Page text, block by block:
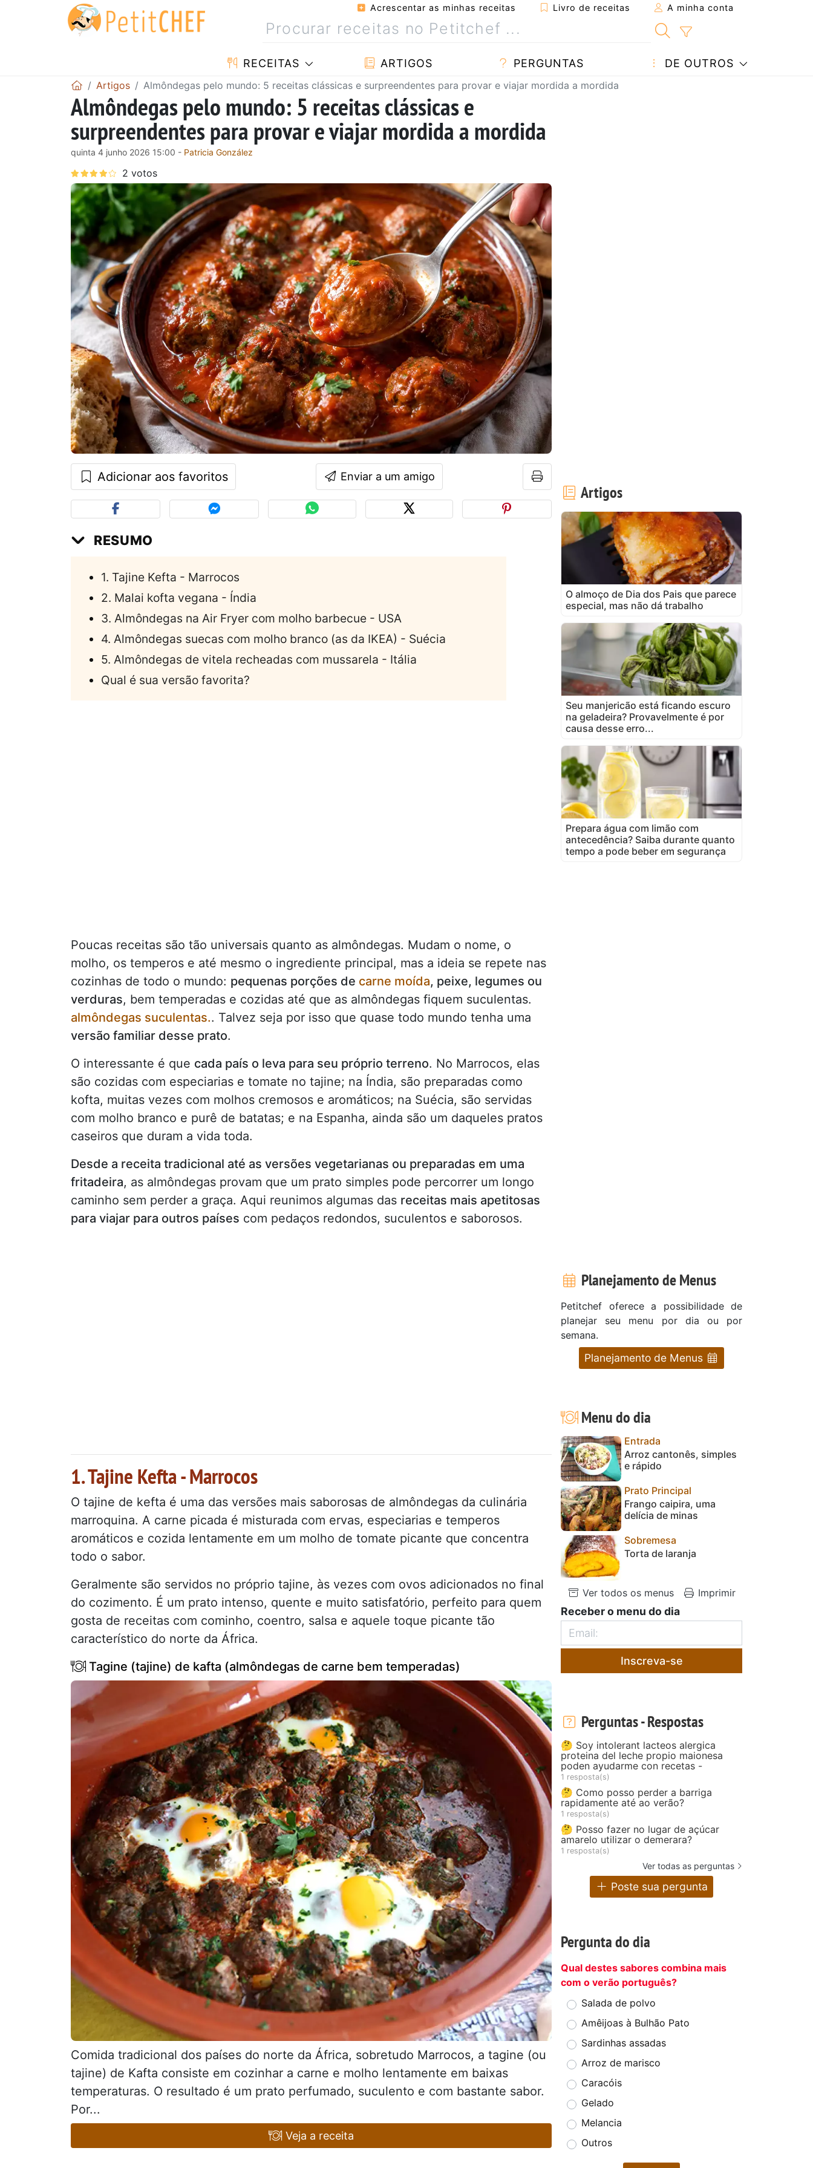
Acrescentar as minhas receitas Livro de receitas A minha conta
RECEITAS ARTIGOS PERGUNTAS DE OUTROS
Artigos Almôndegas pelo mundo: 5 receitas clássicas e surpreendentes para provar e viajar mordida a mordida
Almôndegas pelo mundo: 5 receitas clássicas e
surpreendentes para provar e viajar mordida a mordida
quinta 4 junho 2026 15:00 - Patricia González
Adicionar aos favoritos Enviar a um amigo
RESUMO
1. Tajine Kefta - Marrocos
2. Malai kofta vegana - Índia
3. Almôndegas na Air Fryer com molho barbecue - USA
4. Almôndegas suecas com molho branco (as da IKEA) - Suécia
5. Almôndegas de vitela recheadas com mussarela - Itália
Qual é sua versão favorita?
Poucas receitas são tão universais quanto as almôndegas. Mudam o nome, o
molho, os temperos e até mesmo o ingrediente principal, mas a ideia se repete nas
cozinhas de todo o mundo: pequenas porções de carne moída, peixe, legumes ou
verduras, bem temperadas e cozidas até que as almôndegas fiquem suculentas.
almôndegas suculentas.. Talvez seja por isso que quase todo mundo tenha uma
versão familiar desse prato.
O interessante é que cada país o leva para seu próprio terreno. No Marrocos, elas
são cozidas com especiarias e tomate no tajine; na Índia, são preparadas como
kofta, muitas vezes com molhos cremosos e aromáticos; na Suécia, são servidas
com molho branco e purê de batatas; e na Espanha, ainda são um daqueles pratos
caseiros que duram a vida toda.
Desde a receita tradicional até as versões vegetarianas ou preparadas em uma
fritadeira, as almôndegas provam que um prato simples pode percorrer um longo
caminho sem perder a graça. Aqui reunimos algumas das receitas mais apetitosas
para viajar para outros países com pedaços redondos, suculentos e saborosos.
1. Tajine Kefta - Marrocos
O tajine de kefta é uma das versões mais saborosas de almôndegas da culinária
marroquina. A carne picada é misturada com ervas, especiarias e temperos
aromáticos e cozida lentamente em um molho de tomate picante que concentra
todo o sabor.
Geralmente são servidos no próprio tajine, às vezes com ovos adicionados no final
do cozimento. É um prato intenso, quente e muito satisfatório, perfeito para quem
gosta de receitas com cominho, coentro, salsa e aquele toque picante tão
característico do norte da África.
Tagine (tajine) de kafta (almôndegas de carne bem temperadas)
Comida tradicional dos países do norte da África, sobretudo Marrocos, a tagine (ou
tajine) de Kafta consiste em cozinhar a carne e molho lentamente em baixas
temperaturas. O resultado é um prato perfumado, suculento e com bastante sabor.
Por...
Veja a receita
Artigos
O almoço de Dia dos Pais que parece
especial, mas não dá trabalho
Seu manjericão está ficando escuro
na geladeira? Provavelmente é por
causa desse erro...
Prepara água com limão com
antecedência? Saiba durante quanto
tempo a pode beber em segurança
Planejamento de Menus
Petitchef oferece a possibilidade de
planejar seu menu por dia ou por
semana.
Planejamento de Menus
Menu do dia
Entrada
Arroz cantonês, simples
e rápido
Prato Principal
Frango caipira, uma
delícia de minas
Sobremesa
Torta de laranja
Ver todos os menus Imprimir
Receber o menu do dia
Inscreva-se
Perguntas - Respostas
🤔 Soy intolerant lacteos alergica
proteina del leche propio maionesa
poden ayudarme con recetas -
1 resposta(s)
🤔 Como posso perder a barriga
rapidamente até ao verão?
1 resposta(s)
🤔 Posso fazer no lugar de açúcar
amarelo utilizar o demerara?
1 resposta(s)
Ver todas as perguntas
Poste sua pergunta
Pergunta do dia
Qual destes sabores combina mais
com o verão português?
Salada de polvo
Amêijoas à Bulhão Pato
Sardinhas assadas
Arroz de marisco
Caracóis
Gelado
Melancia
Outros